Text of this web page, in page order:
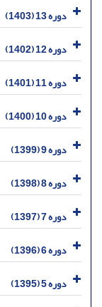
دوره 13 (1403)
دوره 12 (1402)
دوره 11 (1401)
دوره 10 (1400)
دوره 9 (1399)
دوره 8 (1398)
دوره 7 (1397)
دوره 6 (1396)
دوره 5 (1395)